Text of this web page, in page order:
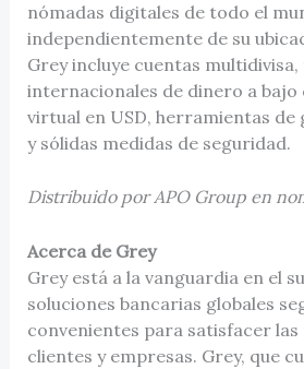
nómadas digitales de todo el
independientemente de su
Grey incluye cuentas
internacionales de dinero a
virtual en USD, herramientas de
y sólidas medidas de seguridad.
Distribuido por APO Group en
Acerca de Grey
Grey está a la vanguardia en el
soluciones bancarias globales
convenientes para satisfacer las
clientes y empresas. Grey, que